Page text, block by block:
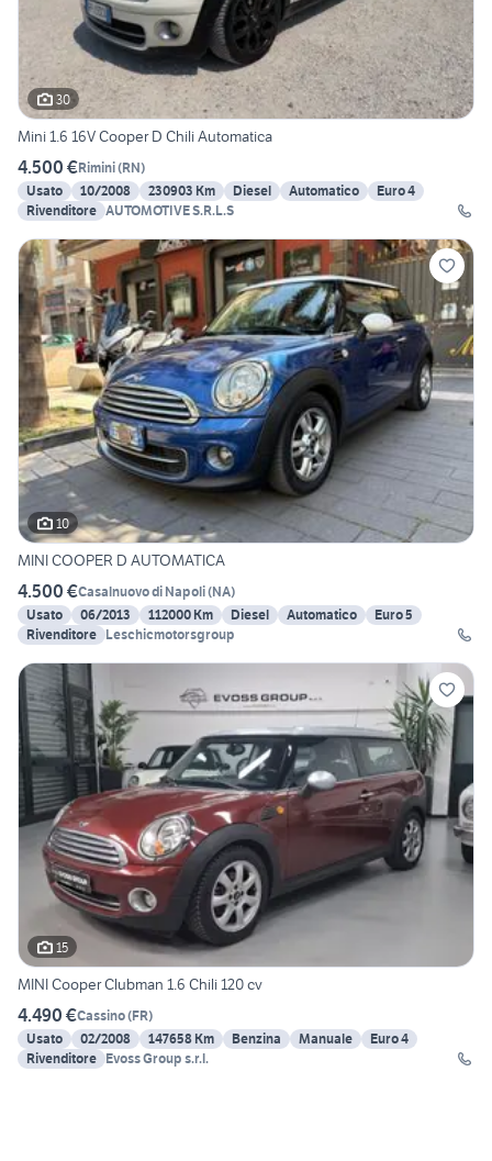
30
Mini 1.6 16V Cooper D Chili Automatica
4.500 €Rimini(RN)
Usato
10/2008 230903 Km Diesel Automatico
Euro 4
Rivenditore AUTOMOTIVE S.R.L.S
10
MINI COOPER D AUTOMATICA
4.500 €Casalnuovo di Napoli(NA)
Usato
06/2013 112000 Km Diesel Automatico
Euro 5
Rivenditore Leschicmotorsgroup
15
MINI Cooper Clubman 1.6 Chili 120 cv
4.490 €Cassino(FR)
Usato
02/2008 147658 Km Benzina Manuale
Euro 4
Rivenditore Evoss Group s.r.l.